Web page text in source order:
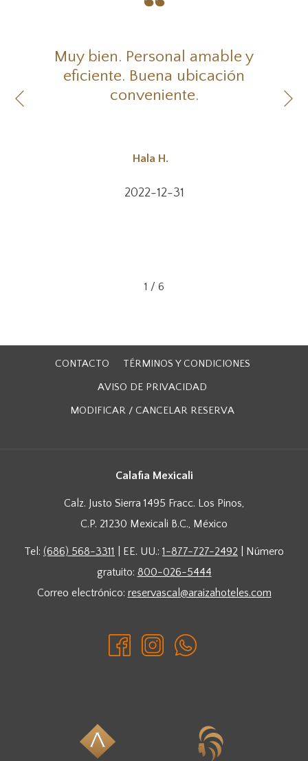
Anterior
Muy bien. Personal amable y
eficiente. Buena ubicación
conveniente.
Hala H.
2022-12-31
1 / 6
CONTACTO
TÉRMINOS Y CONDICIONES
AVISO DE PRIVACIDAD
MODIFICAR / CANCELAR RESERVA
Calafia Mexicali
Calz. Justo Sierra 1495 Fracc. Los Pinos,
C.P. 21230 Mexicali B.C., México
Tel: (686) 568-3311 | EE. UU.: 1-877-727-2492 | Número
gratuito: 800-026-5444
Correo electrónico: reservascal@araizahoteles.com